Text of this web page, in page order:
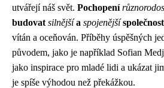
utvářejí náš svět. Pochopení
budovat silnější a spojenější
vítán a oceňován. Příběhy úspěšných
původem, jako je například Sofian
jako inspirace pro mladé lidi a ukázat
je spíše výhodou než překážkou.